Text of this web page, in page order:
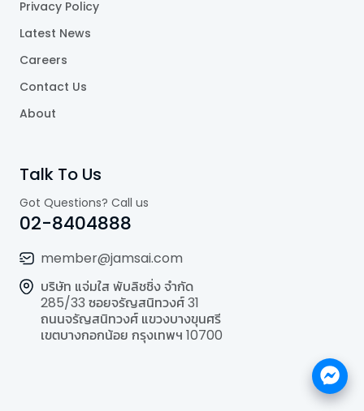
Privacy Policy
Latest News
Careers
Contact Us
About
Talk To Us
Got Questions? Call us
02-8404888
member@jamsai.com
บริษัท แจ่มใส พับลิชชิ่ง จำกัด
285/33 ซอยจรัญสนิทวงศ์ 31
ถนนจรัญสนิทวงศ์ แขวงบางขุนศรี
เขตบางกอกน้อย กรุงเทพฯ 10700